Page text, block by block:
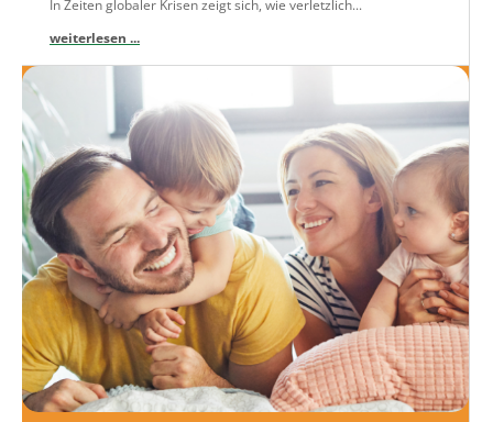
In Zeiten globaler Krisen zeigt sich, wie verletzlich...
weiterlesen ...